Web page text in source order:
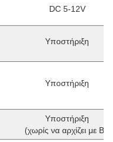
DC 5-12V
Υποστήριξη
Υποστήριξη
Υποστήριξη
(χωρίς να αρχίζει με Β-)